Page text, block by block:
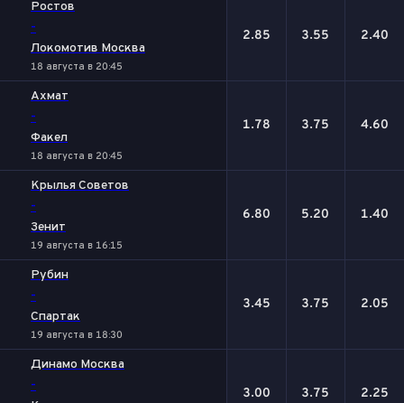
Ростов
-
Локомотив Москва
18 августа в 20:45
2.85 3.55 2.40
Ахмат
-
Факел
18 августа в 20:45
1.78 3.75 4.60
Крылья Советов
-
Зенит
19 августа в 16:15
6.80 5.20 1.40
Рубин
-
Спартак
19 августа в 18:30
3.45 3.75 2.05
Динамо Москва
- 3.00 3.75 2.25